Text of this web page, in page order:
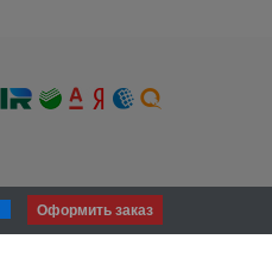
Оформить заказ